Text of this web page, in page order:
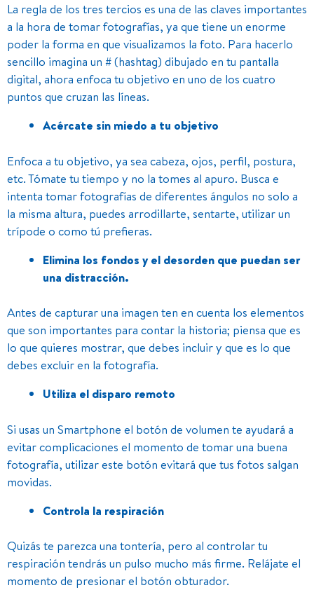
La regla de los tres tercios es una de las claves importantes
a la hora de tomar fotografías, ya que tiene un enorme
poder la forma en que visualizamos la foto. Para hacerlo
sencillo imagina un # (hashtag) dibujado en tu pantalla
digital, ahora enfoca tu objetivo en uno de los cuatro
puntos que cruzan las líneas.
Acércate sin miedo a tu objetivo
Enfoca a tu objetivo, ya sea cabeza, ojos, perfil, postura,
etc. Tómate tu tiempo y no la tomes al apuro. Busca e
intenta tomar fotografías de diferentes ángulos no solo a
la misma altura, puedes arrodillarte, sentarte, utilizar un
trípode o como tú prefieras.
Elimina los fondos y el desorden que puedan ser
una distracción.
Antes de capturar una imagen ten en cuenta los elementos
que son importantes para contar la historia; piensa que es
lo que quieres mostrar, que debes incluir y que es lo que
debes excluir en la fotografía.
Utiliza el disparo remoto
Si usas un Smartphone el botón de volumen te ayudará a
evitar complicaciones el momento de tomar una buena
fotografía, utilizar este botón evitará que tus fotos salgan
movidas.
Controla la respiración
Quizás te parezca una tontería, pero al controlar tu
respiración tendrás un pulso mucho más firme. Relájate el
momento de presionar el botón obturador.